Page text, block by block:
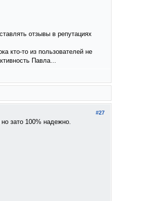
отзывы в репутациях
кто-то из пользователей не
Павла...
#27
зато 100% надежно.